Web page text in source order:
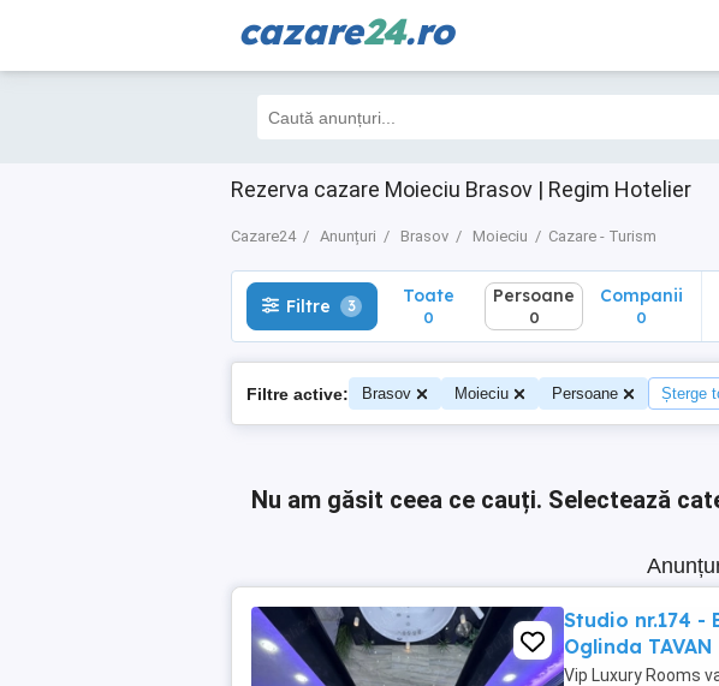
cazare24.ro
Rezerva cazare Moieciu Brasov | Regim Hotelier
Cazare24 Anunțuri Brasov Moieciu Cazare - Turism
Filtre 3 Toate
0
Filtre 3 Toate
0
Persoane
0
Companii
0
Filtre active: Brasov Moieciu Persoane Șterge
Nu am găsit ceea ce cauți. Selectează
Studio nr.174 -
Oglinda TAVAN
Vip Luxury Rooms